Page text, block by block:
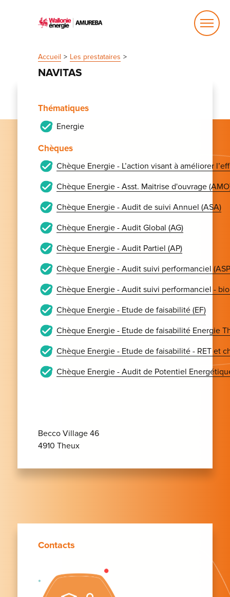
Accueil Les prestataires
NAVITAS
Thématiques
Energie
Chèques
Chèque Energie - L’action visant à améliorer
Chèque Energie - Asst. Maitrise d'ouvrage
Chèque Energie - Audit de suivi Annuel (ASA)
Chèque Energie - Audit Global (AG)
Chèque Energie - Audit Partiel (AP)
Chèque Energie - Audit suivi performanciel
Chèque Energie - Audit suivi performanciel -
Chèque Energie - Etude de faisabilité (EF)
Chèque Energie - Etude de faisabilité Energie
Chèque Energie - Etude de faisabilité - RET et
Chèque Energie - Audit de Potentiel
Becco Village 46
4910 Theux
Contacts
Ouvrir
le